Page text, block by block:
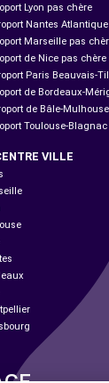
Lyon pas chère
Nantes
Marseille pas
de Nice pas chère
Paris Beauvais-
de Bordeaux-
de Bâle-
Toulouse-
VILLE